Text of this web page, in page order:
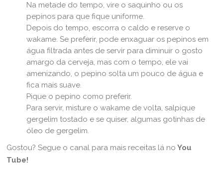
Na metade do tempo, vire o saquinho ou os
pepinos para que fique uniforme.
Depois do tempo, escorra o caldo e reserve o
wakame. Se preferir, pode enxaguar os pepinos em
água filtrada antes de servir para diminuir o gosto
amargo da cerveja, mas com o tempo, ele vai
amenizando, o pepino solta um pouco de água e
fica mais suave.
Pique o pepino como preferir.
Para servir, misture o wakame de volta, salpique
gergelim tostado e se quiser, algumas gotinhas de
óleo de gergelim.
Gostou? Segue o canal para mais receitas lá no You
Tube!